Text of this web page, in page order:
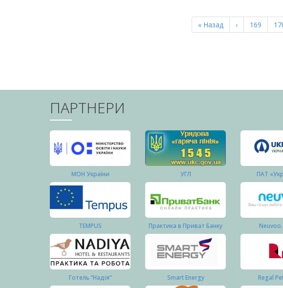
Перша
сторінка
« Назад
Попередня
сторінка
‹ Page
169
ПАРТНЕРИ
МОН України УГЛ ПАТ
TEMPUS Практика в Приват Банку
Готель “Надія” Smart Energy Regal